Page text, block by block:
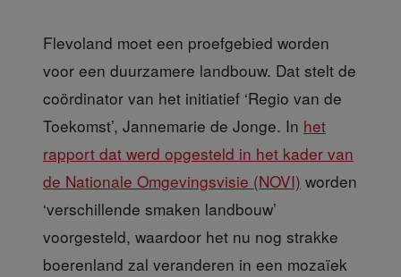
Flevoland moet een proefgebied worden
voor een duurzamere landbouw. Dat stelt de
coördinator van het initiatief ‘Regio van de
Toekomst’, Jannemarie de Jonge. In het
rapport dat werd opgesteld in het kader van
de Nationale Omgevingsvisie (NOVI) worden
‘verschillende smaken landbouw’
voorgesteld, waardoor het nu nog strakke
boerenland zal veranderen in een mozaïek